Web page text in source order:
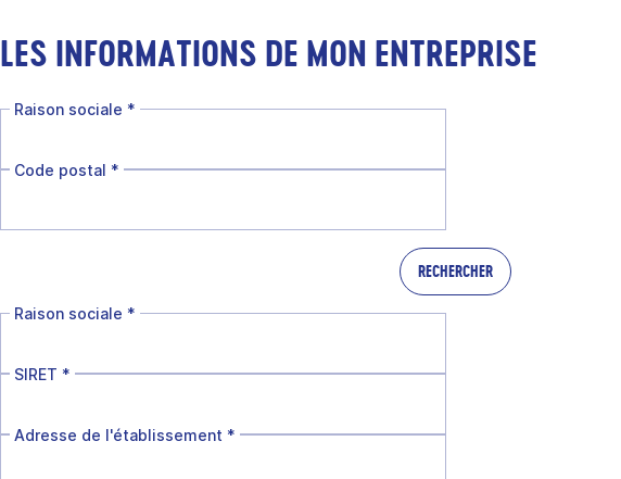
LES INFORMATIONS DE MON ENTREPRISE
Raison sociale *
Code postal *
RECHERCHER
Raison sociale *
SIRET *
Adresse de l'établissement *